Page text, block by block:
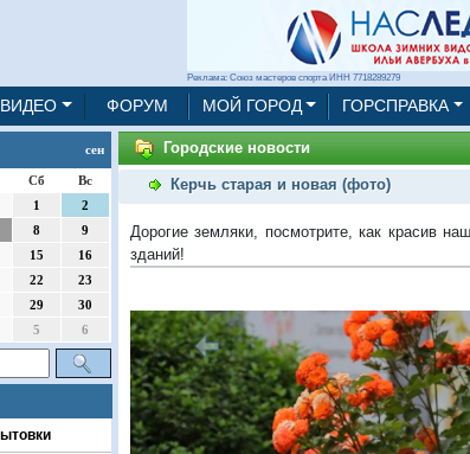
Реклама: Союз мастеров спорта ИНН 7718289279
ФОРУМ МОЙ ГОРОД ГОРСПРАВКА
сен
Сб
Вс
1
2
8
9
15
16
22
23
29
30
5 6
Городские новости
Керчь старая и новая (фото)
Дорогие земляки, посмотрите, как красив
зданий!